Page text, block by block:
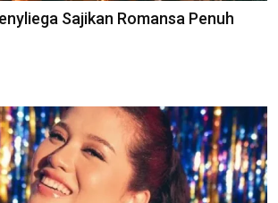
Sajikan Romansa Penuh